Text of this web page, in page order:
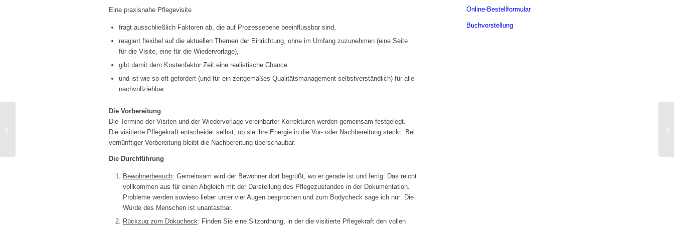
Eine praxisnahe Pflegevisite
fragt ausschließlich Faktoren ab, die auf Prozessebene beeinflussbar sind,
reagiert flexibel auf die aktuellen Themen der Einrichtung, ohne im Umfang zuzunehmen (eine Seite
für die Visite, eine für die Wiedervorlage),
gibt damit dem Kostenfaktor Zeit eine realistische Chance
und ist wie so oft gefordert (und für ein zeitgemäßes Qualitätsmanagement selbstverständlich) für alle
nachvollziehbar.
Die Vorbereitung
Die Termine der Visiten und der Wiedervorlage vereinbarter Korrekturen werden gemeinsam festgelegt.
Die visitierte Pflegekraft entscheidet selbst, ob sie ihre Energie in die Vor- oder Nachbereitung steckt. Bei
vernünftiger Vorbereitung bleibt die Nachbereitung überschaubar.
Die Durchführung
Bewohnerbesuch: Gemeinsam wird der Bewohner dort begrüßt, wo er gerade ist und fertig. Das reicht
vollkommen aus für einen Abgleich mit der Darstellung des Pflegezustandes in der Dokumentation.
Probleme werden sowieso lieber unter vier Augen besprochen und zum Bodycheck sage ich nur: Die
Würde des Menschen ist unantastbar.
Rückzug zum Dokucheck: Finden Sie eine Sitzordnung, in der die visitierte Pflegekraft den vollen
Online-Bestellformular
Buchvorstellung